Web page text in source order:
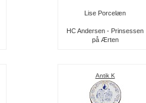
Lise Porcelæn
HC Andersen - Prinsessen
på Ærten
Antik K